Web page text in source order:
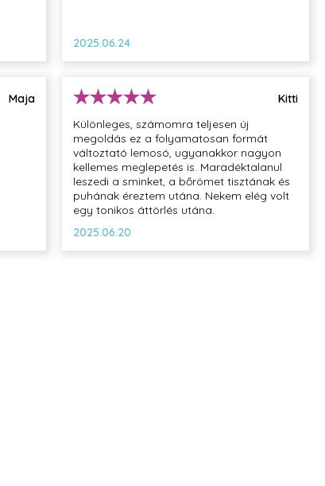
2025.06.24
Maja
Kitti
Különleges, számomra teljesen új
megoldás ez a folyamatosan formát
változtató lemosó, ugyanakkor nagyon
kellemes meglepetés is. Maradéktalanul
leszedi a sminket, a bőrömet tisztának és
puhának éreztem utána. Nekem elég volt
egy tonikos áttörlés utána.
2025.06.20